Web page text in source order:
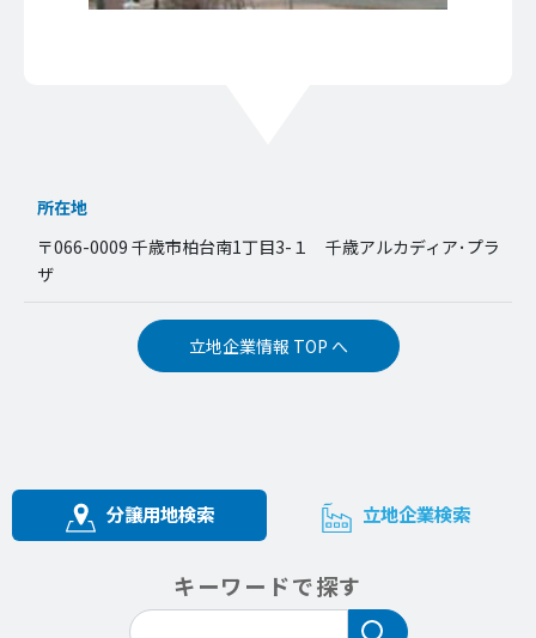
所在地
〒066-0009 千歳市柏台南1丁目3-１ 千歳アルカディア･プラ
ザ
立地企業情報 TOP へ
分譲用地検索 立地企業検索
キーワードで探す